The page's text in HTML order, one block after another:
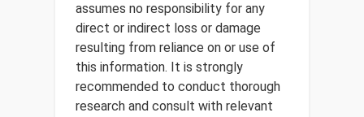
assumes no responsibility for any
direct or indirect loss or damage
resulting from reliance on or use of
this information. It is strongly
recommended to conduct thorough
research and consult with relevant